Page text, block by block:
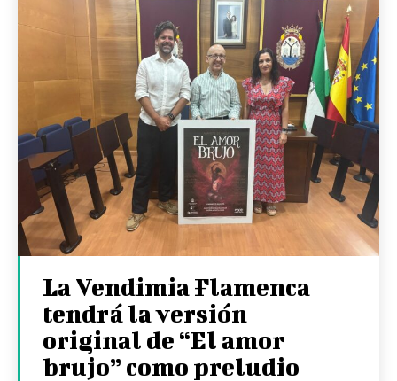
La Vendimia Flamenca
tendrá la versión
original de “El amor
brujo” como preludio